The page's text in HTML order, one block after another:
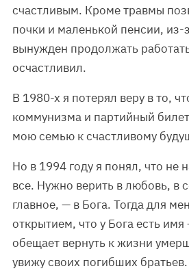
счастливым. Кроме травмы
почки и маленькой пенсии, из-
вынужден продолжать
осчастливил.
В 1980-х я потерял веру в то,
коммунизма и партийный
мою семью к счастливому
Но в 1994 году я понял, что не
все. Нужно верить в любовь, в
главное, — в Бога. Тогда для
открытием, что у Бога есть
обещает вернуть к жизни
увижу своих погибших